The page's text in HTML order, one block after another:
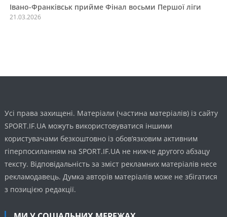
Івано-Франківськ прийме Фінал восьми Першої ліги
21.03.2026
Усі права захищені. Матеріали (частина матеріалів) із сайту
SPORT.IF.UA можуть використовуватися іншими
користувачами безкоштовно із обов’язковим активним
гіперпосиланням на SPORT.IF.UA не нижче другого абзацу
тексту. Відповідальність за зміст рекламних матеріалів несе
рекламодавець. Думка авторів матеріалів може не збігатися
з позицією редакції.